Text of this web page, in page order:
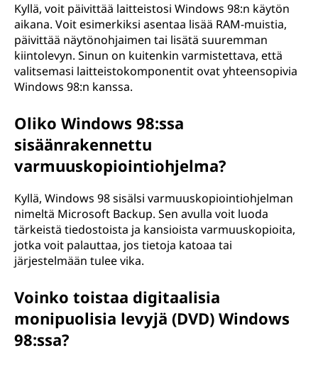
Kyllä, voit päivittää laitteistosi Windows 98:n käytön
aikana. Voit esimerkiksi asentaa lisää RAM-muistia,
päivittää näytönohjaimen tai lisätä suuremman
kiintolevyn. Sinun on kuitenkin varmistettava, että
valitsemasi laitteistokomponentit ovat yhteensopivia
Windows 98:n kanssa.
Oliko Windows 98:ssa
sisäänrakennettu
varmuuskopiointiohjelma?
Kyllä, Windows 98 sisälsi varmuuskopiointiohjelman
nimeltä Microsoft Backup. Sen avulla voit luoda
tärkeistä tiedostoista ja kansioista varmuuskopioita,
jotka voit palauttaa, jos tietoja katoaa tai
järjestelmään tulee vika.
Voinko toistaa digitaalisia
monipuolisia levyjä (DVD) Windows
98:ssa?